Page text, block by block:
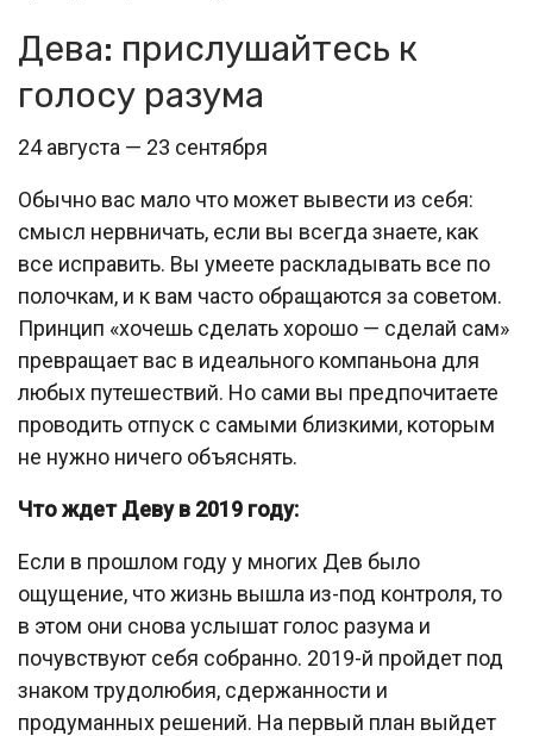
Дева: прислушайтесь к
голосу разума
24 августа — 23 сентября
Обычно вас мало что может вывести из себя:
смысл нервничать, если вы всегда знаете, как
все исправить. Вы умеете раскладывать все по
полочкам, и к вам часто обращаются за советом.
Принцип «хочешь сделать хорошо — сделай сам»
превращает вас в идеального компаньона для
любых путешествий. Но сами вы предпочитаете
проводить отпуск с самыми близкими, которым
не нужно ничего объяснять.
Что ждет Деву в 2019 году:
Если в прошлом году у многих Дев было
ощущение, что жизнь вышла из-под контроля, то
в этом они снова услышат голос разума и
почувствуют себя собранно. 2019-й пройдет под
знаком трудолюбия, сдержанности и
продуманных решений. На первый план выйдет